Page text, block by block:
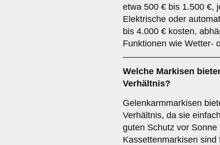
etwa 500 € bis 1.500 €,
Elektrische oder
bis 4.000 € kosten,
Funktionen wie Wetter-
Welche Markisen
Verhältnis?
Gelenkarmmarkisen
Verhältnis, da sie
guten Schutz vor
Kassettenmarkisen